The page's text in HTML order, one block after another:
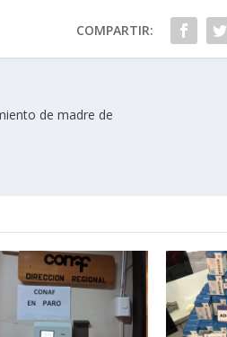
COMPARTIR:
de madre de